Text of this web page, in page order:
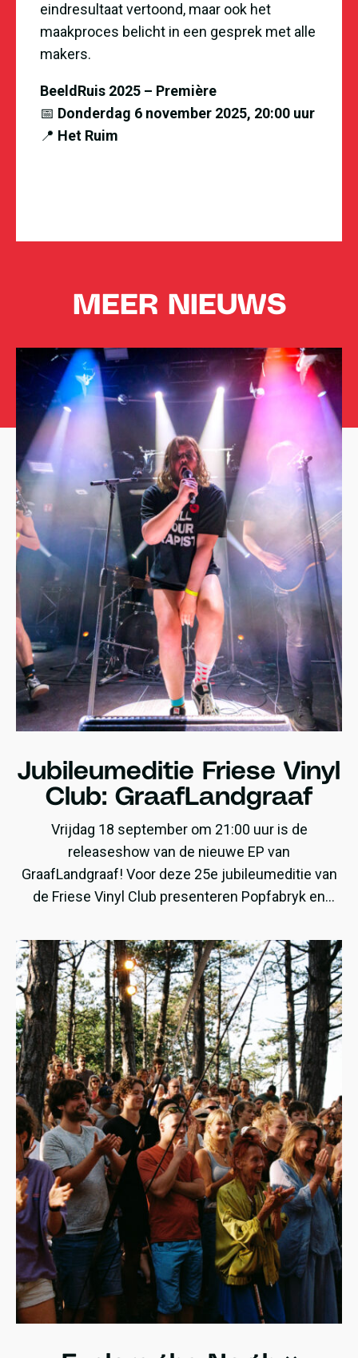
eindresultaat vertoond, maar ook het
maakproces belicht in een gesprek met alle
makers.
BeeldRuis 2025 – Première
📅 Donderdag 6 november 2025, 20:00 uur
📍 Het Ruim
MEER NIEUWS
Jubileumeditie Friese Vinyl
Club: GraafLandgraaf
Vrijdag 18 september om 21:00 uur is de
releaseshow van de nieuwe EP van
GraafLandgraaf! Voor deze 25e jubileumeditie van
de Friese Vinyl Club presenteren Popfabryk en
Violence‘.